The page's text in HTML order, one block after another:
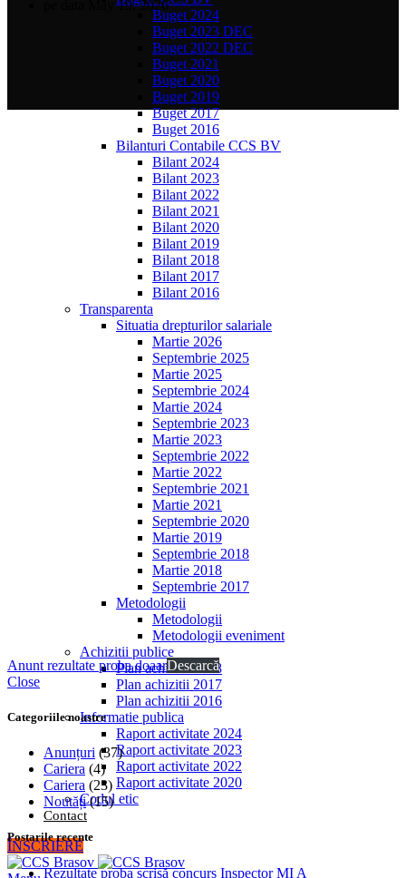
Buget 2024
Buget 2023 DEC
Buget 2022 DEC
Buget 2021
Buget 2020
Buget 2019
Buget 2017
Buget 2016
Bilanturi Contabile CCS BV
Bilant 2024
Bilant 2023
Bilant 2022
Bilant 2021
Bilant 2020
Bilant 2019
Bilant 2018
Bilant 2017
Bilant 2016
Transparenta
Situatia drepturilor salariale
Martie 2026
Septembrie 2025
Martie 2025
Septembrie 2024
Martie 2024
Septembrie 2023
Martie 2023
Septembrie 2022
Martie 2022
Septembrie 2021
Martie 2021
Septembrie 2020
Martie 2019
Septembrie 2018
Martie 2018
Septembrie 2017
Metodologii
Metodologii
Metodologii eveniment
Achizitii publice
Plan achizitii 2018
Plan achizitii 2017
Plan achizitii 2016
Informatie publica
Raport activitate 2024
Raport activitate 2023
Raport activitate 2022
Raport activitate 2020
Codul etic
Contact
ÎNSCRIERE
pe data May 19, 2026
Anunt rezultate proba doaarDescarcă
Close
Categoriile noastre
Anunțuri (37)
Cariera (4)
Cariera (23)
Noutăți(15)
Postarile recente
Rezultate proba scrisă concurs Inspector MI A